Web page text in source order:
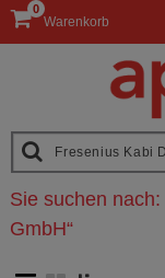
Warenkorb
0
Sie suchen nach:
GmbH“